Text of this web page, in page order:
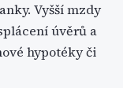
Vyšší mzdy
úvěrů a
hypotéky či